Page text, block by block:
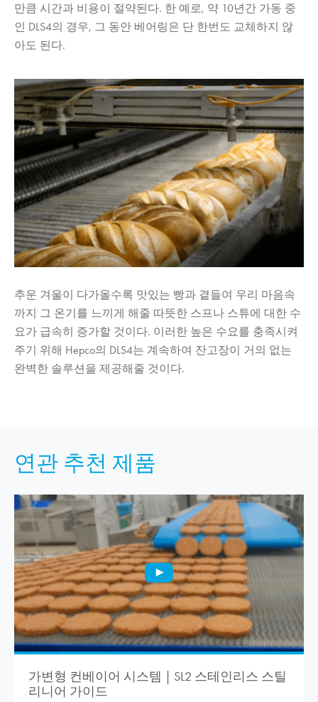
만큼 시간과 비용이 절약된다. 한 예로, 약 10년간 가동 중
인 DLS4의 경우, 그 동안 베어링은 단 한번도 교체하지 않
아도 된다.
추운 겨울이 다가올수록 맛있는 빵과 곁들여 우리 마음속
까지 그 온기를 느끼게 해줄 따뜻한 스프나 스튜에 대한 수
요가 급속히 증가할 것이다. 이러한 높은 수요를 충족시켜
주기 위해 Hepco의 DLS4는 계속하여 잔고장이 거의 없는
완벽한 솔루션을 제공해줄 것이다.
연관 추천 제품
가변형 컨베이어 시스템 | SL2 스테인리스 스틸
리니어 가이드